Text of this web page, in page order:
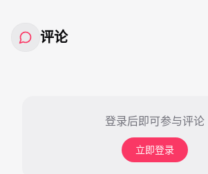
评论
登录后即可参与评论
立即登录